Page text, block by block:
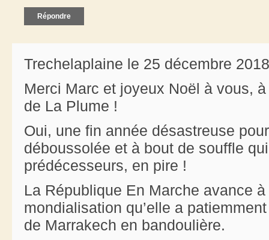
Répondre
Trechelaplaine le 25 décembre
Merci Marc et joyeux Noël à vous,
de La Plume !
Oui, une fin année désastreuse
déboussolée et à bout de souffle
prédécesseurs, en pire !
La République En Marche avance
mondialisation qu’elle a
de Marrakech en bandoulière.